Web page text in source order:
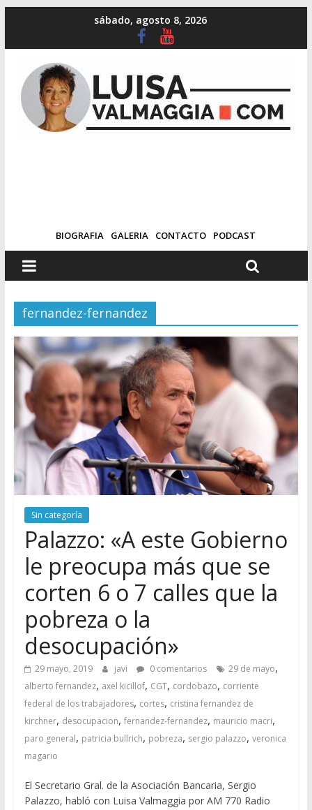
sábado, agosto 8, 2026
BIOGRAFIA GALERIA CONTACTO PODCAST
fernandez-fernandez
Sin categoría
Palazzo: «A este Gobierno
le preocupa más que se
corten 6 o 7 calles que la
pobreza o la
desocupación»
29 mayo, 2019 javi 0 comentarios 29 de mayo,
alberto fernandez, axel kicillof, CGT, cordobazo, corriente
federal de los trabajadores, cortes, cristina fernandez de
kirchner, desocupacion, fernandez-fernandez, mauricio macri,
paro general, patricia bullrich, pobreza, sergio palazzo, veronica
magario
El Secretario Gral. de la Asociación Bancaria, Sergio
Palazzo, habló con Luisa Valmaggia por AM 770 Radio